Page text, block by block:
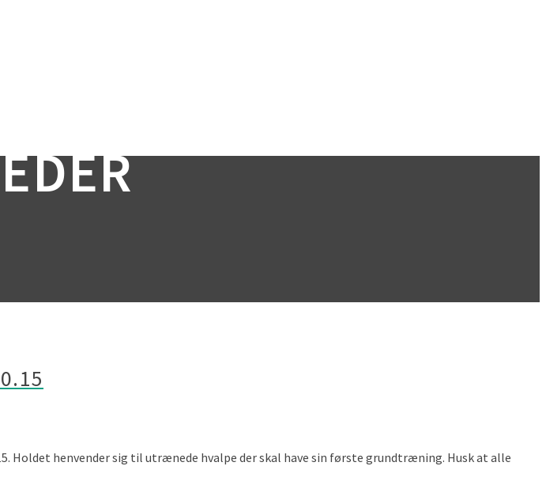
Holdet henvender sig til utrænede hvalpe der skal have sin første grundtræning. Husk at alle